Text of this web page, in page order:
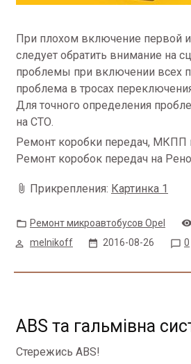
При плохом включение первой
следует обратить внимание на
проблемы при включении всех
проблема в тросах
Для точного определения
на СТО.
Ремонт коробки передач, МКПП
Ремонт коробок передач на
Прикрепления: Картинка 1
Ремонт микроавтобусов Opel
melnikoff
2016-08-26 0
ABS та гальмівна
Стережись ABS!